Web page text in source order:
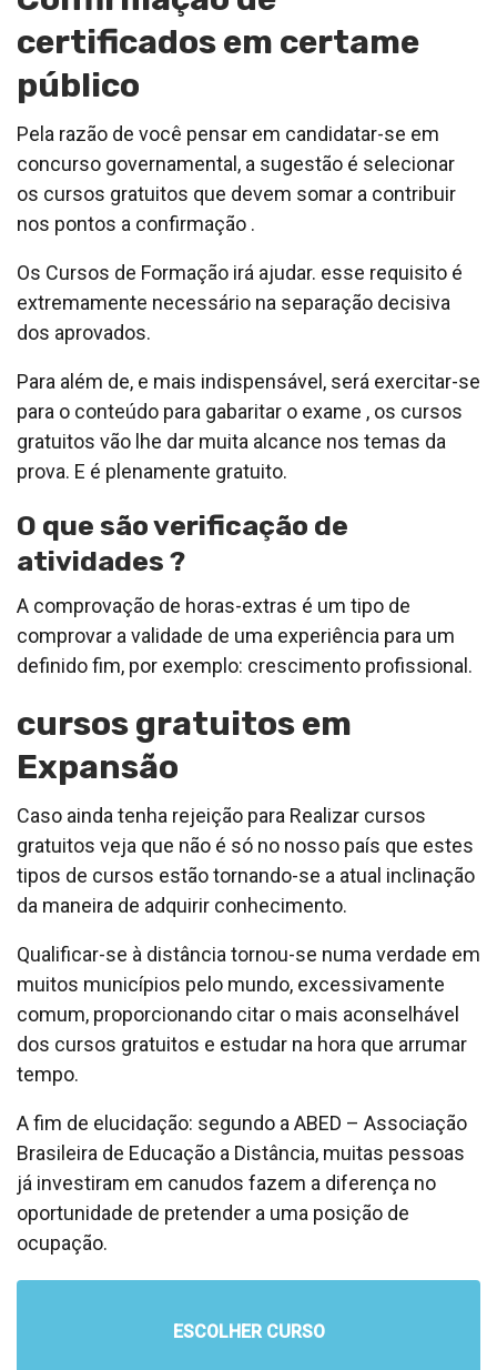
certificados em certame
público
Pela razão de você pensar em candidatar-se em
concurso governamental, a sugestão é selecionar
os cursos gratuitos que devem somar a contribuir
nos pontos a confirmação .
Os Cursos de Formação irá ajudar. esse requisito é
extremamente necessário na separação decisiva
dos aprovados.
Para além de, e mais indispensável, será exercitar-se
para o conteúdo para gabaritar o exame , os cursos
gratuitos vão lhe dar muita alcance nos temas da
prova. E é plenamente gratuito.
O que são verificação de
atividades ?
A comprovação de horas-extras é um tipo de
comprovar a validade de uma experiência para um
definido fim, por exemplo: crescimento profissional.
cursos gratuitos em
Expansão
Caso ainda tenha rejeição para Realizar cursos
gratuitos veja que não é só no nosso país que estes
tipos de cursos estão tornando-se a atual inclinação
da maneira de adquirir conhecimento.
Qualificar-se à distância tornou-se numa verdade em
muitos municípios pelo mundo, excessivamente
comum, proporcionando citar o mais aconselhável
dos cursos gratuitos e estudar na hora que arrumar
tempo.
A fim de elucidação: segundo a ABED – Associação
Brasileira de Educação a Distância, muitas pessoas
já investiram em canudos fazem a diferença no
oportunidade de pretender a uma posição de
ocupação.
ESCOLHER CURSO